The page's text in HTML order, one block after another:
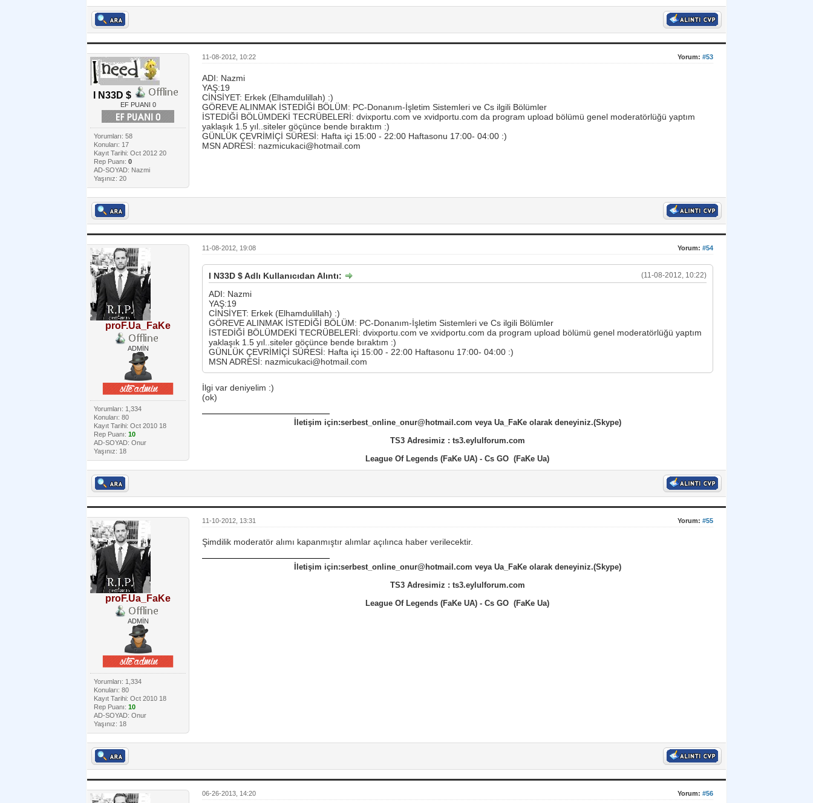
I N33D $
EF PUANI 0
Yorumları: 58
Konuları: 17
Kayıt Tarihi: Oct 2012 20
Rep Puanı: 0
AD-SOYAD: Nazmi
Yaşınız: 20
Yorum: #53
11-08-2012, 10:22
ADI: Nazmi
YAŞ:19
CİNSİYET: Erkek (Elhamdulillah) :)
GÖREVE ALINMAK İSTEDİĞİ BÖLÜM: PC-Donanım-İşletim Sistemleri ve Cs ilgili Bölümler
İSTEDİĞİ BÖLÜMDEKİ TECRÜBELERİ: dvixportu.com ve xvidportu.com da program upload bölümü genel moderatörlüğü yaptım
yaklaşık 1.5 yıl..siteler göçünce bende bıraktım :)
GÜNLÜK ÇEVRİMİÇİ SÜRESİ: Hafta içi 15:00 - 22:00 Haftasonu 17:00- 04:00 :)
MSN ADRESİ: nazmicukaci@hotmail.com
proF.Ua_FaKe
ADMİN
Yorumları: 1,334
Konuları: 80
Kayıt Tarihi: Oct 2010 18
Rep Puanı: 10
AD-SOYAD: Onur
Yaşınız: 18
Yorum: #54
11-08-2012, 19:08
(11-08-2012, 10:22)
I N33D $ Adlı Kullanıcıdan Alıntı:
ADI: Nazmi
YAŞ:19
CİNSİYET: Erkek (Elhamdulillah) :)
GÖREVE ALINMAK İSTEDİĞİ BÖLÜM: PC-Donanım-İşletim Sistemleri ve Cs ilgili Bölümler
İSTEDİĞİ BÖLÜMDEKİ TECRÜBELERİ: dvixportu.com ve xvidportu.com da program upload bölümü genel moderatörlüğü yaptım
yaklaşık 1.5 yıl..siteler göçünce bende bıraktım :)
GÜNLÜK ÇEVRİMİÇİ SÜRESİ: Hafta içi 15:00 - 22:00 Haftasonu 17:00- 04:00 :)
MSN ADRESİ: nazmicukaci@hotmail.com
İlgi var deniyelim :)
(ok)
İletişim için:serbest_online_onur@hotmail.com veya Ua_FaKe olarak deneyiniz.(Skype)
TS3 Adresimiz : ts3.eylulforum.com
League Of Legends (FaKe UA) - Cs GO (FaKe Ua)
proF.Ua_FaKe
ADMİN
Yorumları: 1,334
Konuları: 80
Kayıt Tarihi: Oct 2010 18
Rep Puanı: 10
AD-SOYAD: Onur
Yaşınız: 18
Yorum: #55
11-10-2012, 13:31
Şimdilik moderatör alımı kapanmıştır alımlar açılınca haber verilecektir.
İletişim için:serbest_online_onur@hotmail.com veya Ua_FaKe olarak deneyiniz.(Skype)
TS3 Adresimiz : ts3.eylulforum.com
League Of Legends (FaKe UA) - Cs GO (FaKe Ua)
Yorum: #56
06-26-2013, 14:20